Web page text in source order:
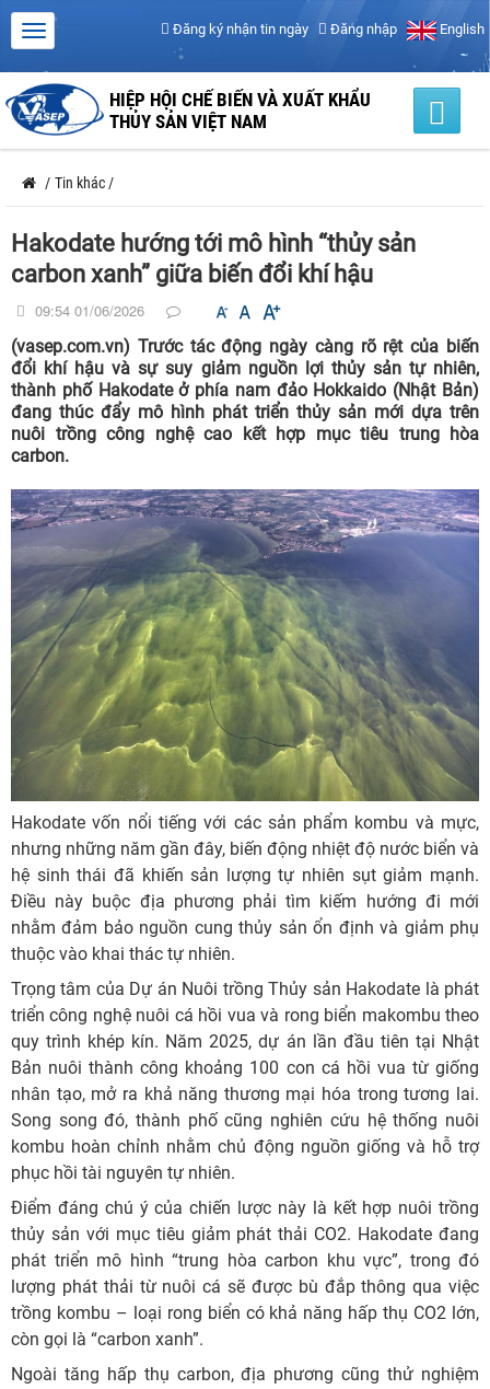
Đăng ký nhận tin ngày Đăng nhập English
HIỆP HỘI CHẾ BIẾN VÀ XUẤT KHẨU
THỦY SẢN VIỆT NAM
/ Tin khác /
Hakodate hướng tới mô hình “thủy sản
carbon xanh” giữa biến đổi khí hậu
09:54 01/06/2026
(vasep.com.vn) Trước tác động ngày càng rõ rệt của biến
đổi khí hậu và sự suy giảm nguồn lợi thủy sản tự nhiên,
thành phố Hakodate ở phía nam đảo Hokkaido (Nhật Bản)
đang thúc đẩy mô hình phát triển thủy sản mới dựa trên
nuôi trồng công nghệ cao kết hợp mục tiêu trung hòa
carbon.
Hakodate vốn nổi tiếng với các sản phẩm kombu và mực,
nhưng những năm gần đây, biến động nhiệt độ nước biển và
hệ sinh thái đã khiến sản lượng tự nhiên sụt giảm mạnh.
Điều này buộc địa phương phải tìm kiếm hướng đi mới
nhằm đảm bảo nguồn cung thủy sản ổn định và giảm phụ
thuộc vào khai thác tự nhiên.
Trọng tâm của Dự án Nuôi trồng Thủy sản Hakodate là phát
triển công nghệ nuôi cá hồi vua và rong biển makombu theo
quy trình khép kín. Năm 2025, dự án lần đầu tiên tại Nhật
Bản nuôi thành công khoảng 100 con cá hồi vua từ giống
nhân tạo, mở ra khả năng thương mại hóa trong tương lai.
Song song đó, thành phố cũng nghiên cứu hệ thống nuôi
kombu hoàn chỉnh nhằm chủ động nguồn giống và hỗ trợ
phục hồi tài nguyên tự nhiên.
Điểm đáng chú ý của chiến lược này là kết hợp nuôi trồng
thủy sản với mục tiêu giảm phát thải CO2. Hakodate đang
phát triển mô hình “trung hòa carbon khu vực”, trong đó
lượng phát thải từ nuôi cá sẽ được bù đắp thông qua việc
trồng kombu – loại rong biển có khả năng hấp thụ CO2 lớn,
còn gọi là “carbon xanh”.
Ngoài tăng hấp thụ carbon, địa phương cũng thử nghiệm